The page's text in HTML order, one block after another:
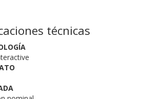
técnicas